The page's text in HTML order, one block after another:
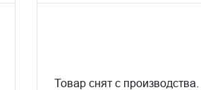
Товар снят с производства.